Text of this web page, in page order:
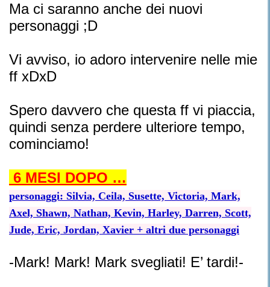
Ma ci saranno anche dei nuovi
personaggi ;D
Vi avviso, io adoro intervenire nelle mie
ff xDxD
Spero davvero che questa ff vi piaccia,
quindi senza perdere ulteriore tempo,
cominciamo!
6 MESI DOPO …
personaggi: Silvia, Ceila, Susette, Victoria, Mark,
Axel, Shawn, Nathan, Kevin, Harley, Darren, Scott,
Jude, Eric, Jordan, Xavier + altri due personaggi
-Mark! Mark! Mark svegliati! E’ tardi!-